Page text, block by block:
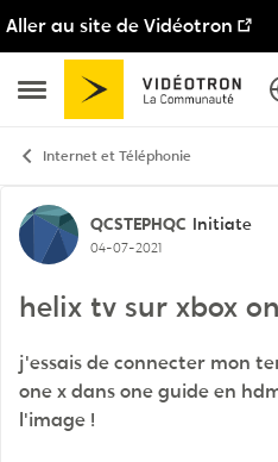
Aller au site de Vidéotron
Ouvrir Menu Latéral
Passer au contenu
Internet et Téléphonie
Discussion
QCSTEPHQC Initiate
04-07-2021
helix tv sur xbox
j'essais de connecter mon
one x dans one guide en
l'image !